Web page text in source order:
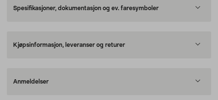
Spesifikasjoner, dokumentasjon og ev. faresymboler
Kjøpsinformasjon, leveranser og returer
Anmeldelser